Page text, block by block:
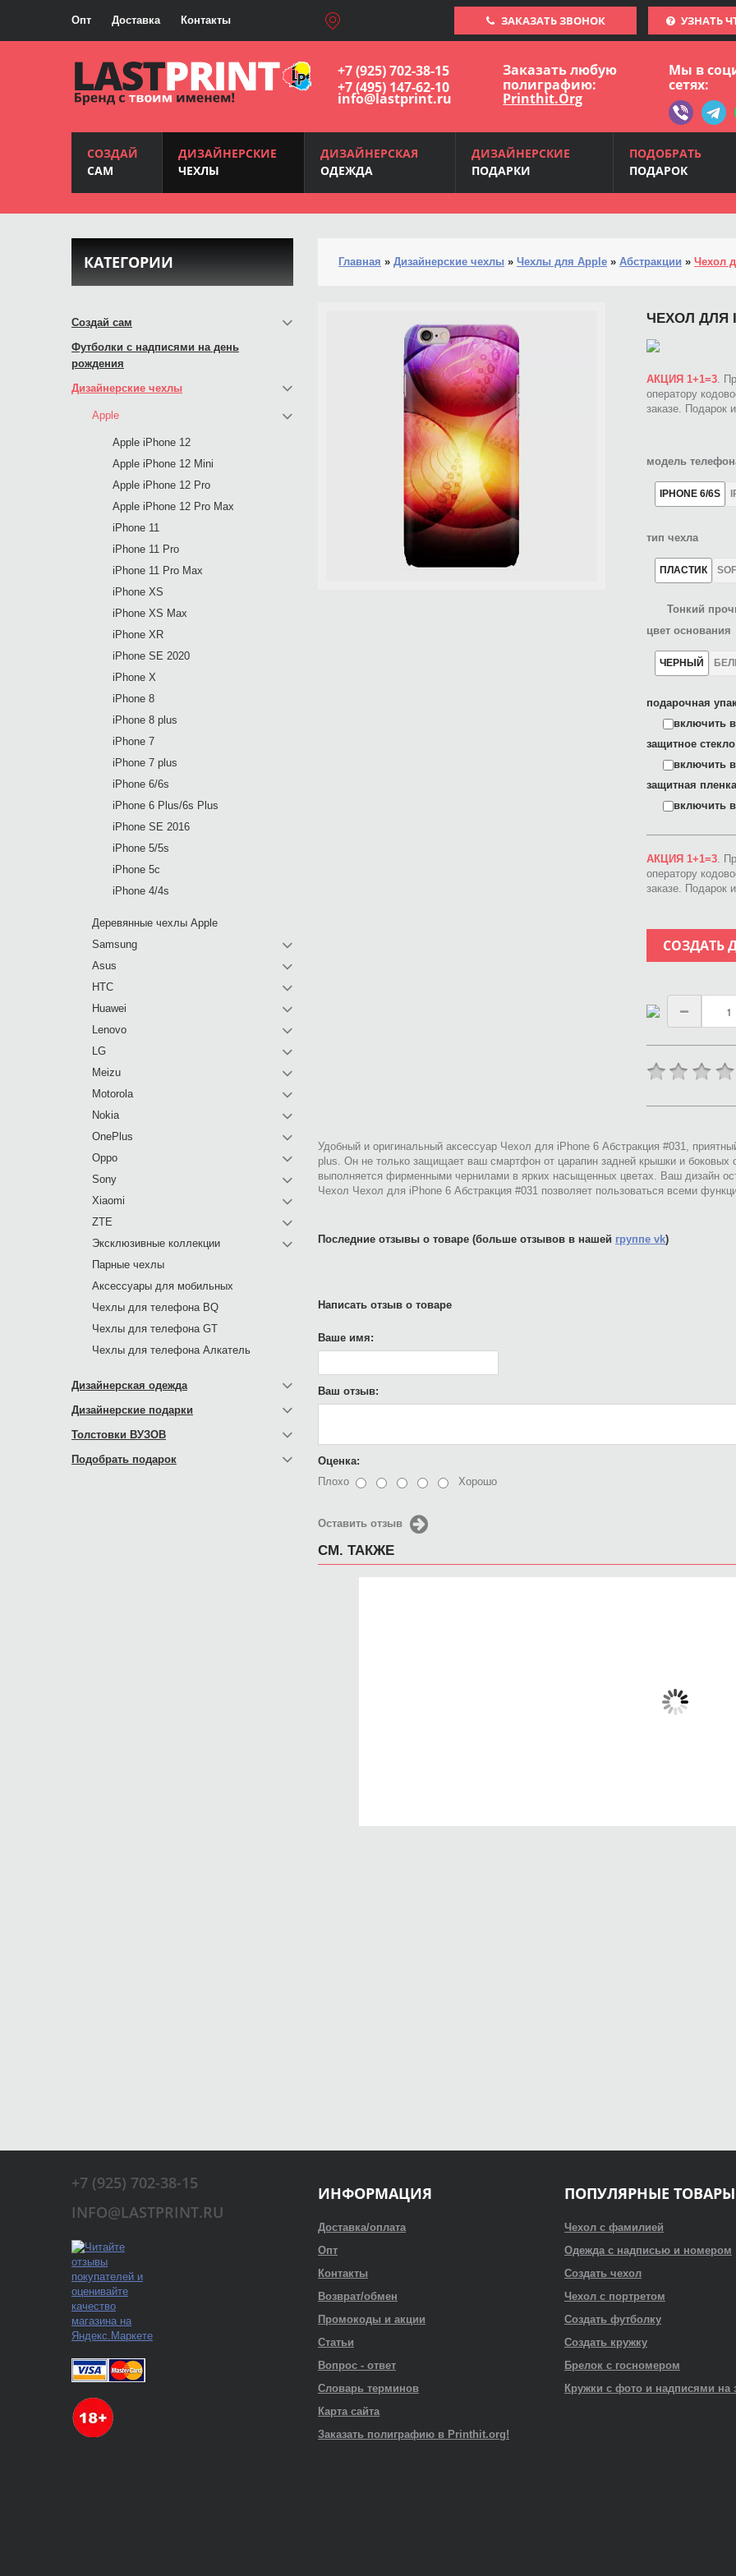
Опт Доставка Контакты ЗАКАЗАТЬ ЗВОНОК УЗНАТЬ
+7 (925) 702-38-15
+7 (495) 147-62-10
info@lastprint.ru
Заказать любую
полиграфию:
Printhit.Org
Мы в
сетях:
СОЗДАЙ
САМ
ДИЗАЙНЕРСКИЕ
ЧЕХЛЫ
ДИЗАЙНЕРСКАЯ
ОДЕЖДА
ДИЗАЙНЕРСКИЕ
ПОДАРКИ
ПОДОБРАТЬ
ПОДАРОК
Главная » Дизайнерские чехлы » Чехлы для Apple » Абстракции » Чехол
ЧЕХОЛ ДЛЯ
АКЦИЯ 1+1=3.
оператору
заказе. Подарок
модель
IPHONE 6/6S
тип чехла
ПЛАСТИК
Тонкий
цвет основания
ЧЕРНЫЙ
подарочная
включить в
защитное
включить в
защитная
включить в
АКЦИЯ 1+1=3.
оператору
заказе. Подарок
СОЗДАТЬ
Удобный и оригинальный аксессуар Чехол для iPhone 6 Абстракция #031,
plus. Он не только защищает ваш смартфон от царапин задней крышки и боковых
выполняется фирменными чернилами в ярких насыщенных цветах. Ваш дизайн
Чехол Чехол для iPhone 6 Абстракция #031 позволяет пользоваться всеми
Последние отзывы о товаре (больше отзывов в нашей группе vk)
Написать отзыв о товаре
Ваше имя:
Ваш отзыв:
Оценка:
Плохо
Хорошо
Оставить отзыв
СМ. ТАКЖЕ
КАТЕГОРИИ
Создай сам
Футболки с надписями на день
рождения
Дизайнерские чехлы
Apple
Apple iPhone 12
Apple iPhone 12 Mini
Apple iPhone 12 Pro
Apple iPhone 12 Pro Max
iPhone 11
iPhone 11 Pro
iPhone 11 Pro Max
iPhone XS
iPhone XS Max
iPhone XR
iPhone SE 2020
iPhone X
iPhone 8
iPhone 8 plus
iPhone 7
iPhone 7 plus
iPhone 6/6s
iPhone 6 Plus/6s Plus
iPhone SE 2016
iPhone 5/5s
iPhone 5c
iPhone 4/4s
Деревянные чехлы Apple
Samsung
Asus
HTC
Huawei
Lenovo
LG
Meizu
Motorola
Nokia
OnePlus
Oppo
Sony
Xiaomi
ZTE
Эксклюзивные коллекции
Парные чехлы
Аксессуары для мобильных
Чехлы для телефона BQ
Чехлы для телефона GT
Чехлы для телефона Алкатель
Дизайнерская одежда
Дизайнерские подарки
Толстовки ВУЗОВ
Подобрать подарок
+7 (925) 702-38-15
INFO@LASTPRINT.RU
ИНФОРМАЦИЯ
Доставка/оплата
Опт
Контакты
Возврат/обмен
Промокоды и акции
Статьи
Вопрос - ответ
Словарь терминов
Карта сайта
Заказать полиграфию в Printhit.org!
ПОПУЛЯРНЫЕ ТОВАРЫ
Чехол с фамилией
Одежда с надписью и номером
Создать чехол
Чехол с портретом
Создать футболку
Создать кружку
Брелок с госномером
Кружки с фото и надписями на